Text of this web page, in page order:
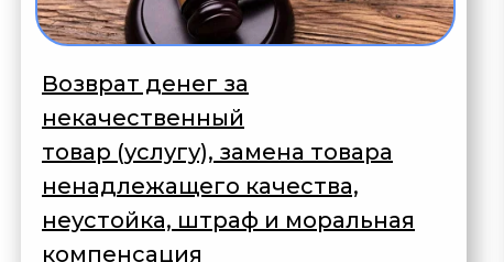
Возврат денег за
некачественный
товар (услугу), замена товара
ненадлежащего качества,
неустойка, штраф и моральная
компенсация